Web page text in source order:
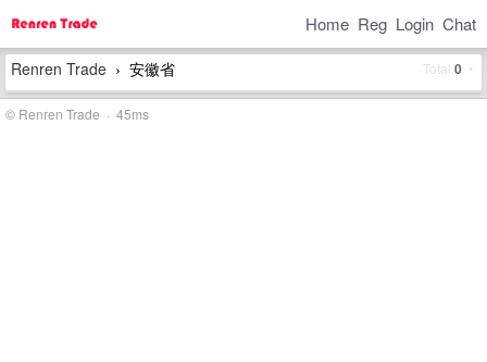
Home Reg Login Chat
Total 0 •
Renren Trade › 安徽省
© Renren Trade · 45ms